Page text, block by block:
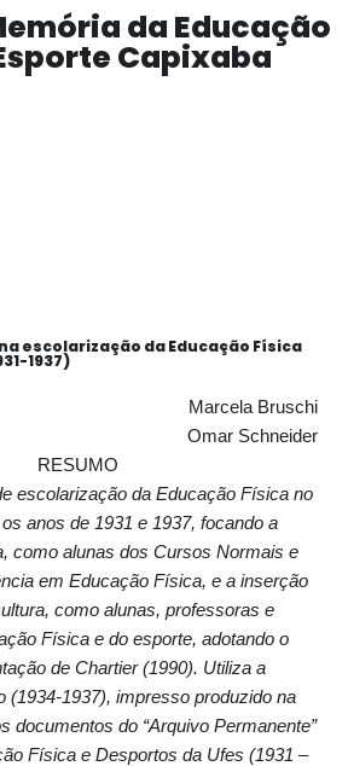
da Educação
Capixaba
escolarização da Educação Física
1937)
Marcela Bruschi
Omar Schneider
RESUMO
escolarização da Educação Física no
anos de 1931 e 1937, focando a
como alunas dos Cursos Normais e
em Educação Física, e a inserção
como alunas, professoras e
Física e do esporte, adotando o
de Chartier (1990). Utiliza a
(1934-1937), impresso produzido na
documentos do “Arquivo Permanente”
Física e Desportos da Ufes (1931 –